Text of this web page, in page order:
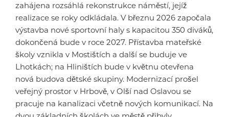
zahájena rozsáhlá rekonstrukce náměstí, jejíž
realizace se roky odkládala. V březnu 2026 započala
výstavba nové sportovní haly s kapacitou 350 diváků,
dokončená bude v roce 2027. Přístavba mateřské
školy vznikla v Mostištích a další se buduje ve
Lhotkách; na Hliništích bude v květnu otevřena
nová budova dětské skupiny. Modernizací prošel
veřejný prostor v Hrbově, v Olší nad Oslavou se
pracuje na kanalizaci včetně nových komunikací. Na